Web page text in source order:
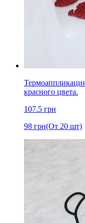
красного цвета.
107.5 грн
98 грн(От 20 шт)